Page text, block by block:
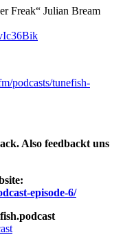
Freak“ Julian Bream
podcasts/tunefish-
Also feedbackt uns
episode-6/